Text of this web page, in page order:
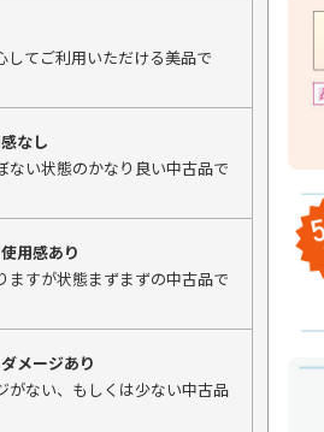
してご利用いただける美品で
なし
ない状態のかなり良い中古品で
用感あり
ますが状態まずまずの中古品で
メージあり
がない、もしくは少ない中古品